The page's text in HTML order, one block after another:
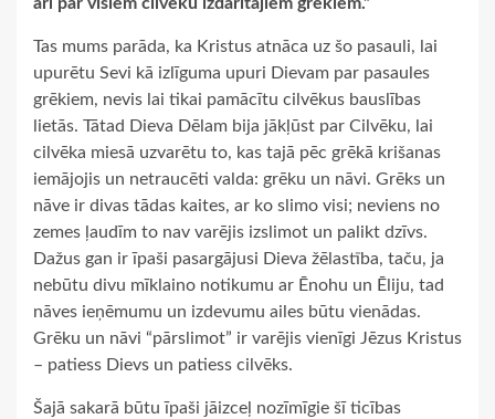
Tas mums parāda, ka Kristus atnāca uz šo pasauli, lai
upurētu Sevi kā izlīguma upuri Dievam par pasaules
grēkiem, nevis lai tikai pamācītu cilvēkus bauslības
lietās. Tātad Dieva Dēlam bija jākļūst par Cilvēku, lai
cilvēka miesā uzvarētu to, kas tajā pēc grēkā krišanas
iemājojis un netraucēti valda: grēku un nāvi. Grēks un
nāve ir divas tādas kaites, ar ko slimo visi; neviens no
zemes ļaudīm to nav varējis izslimot un palikt dzīvs.
Dažus gan ir īpaši pasargājusi Dieva žēlastība, taču, ja
nebūtu divu mīklaino notikumu ar Ēnohu un Ēliju, tad
nāves ieņēmumu un izdevumu ailes būtu vienādas.
Grēku un nāvi “pārslimot” ir varējis vienīgi Jēzus Kristus
– patiess Dievs un patiess cilvēks.
Šajā sakarā būtu īpaši jāizceļ nozīmīgie šī ticības